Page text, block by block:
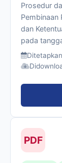
Prosedur
Pembinaan
dan Ketentuan Penutup.
pada
PDF